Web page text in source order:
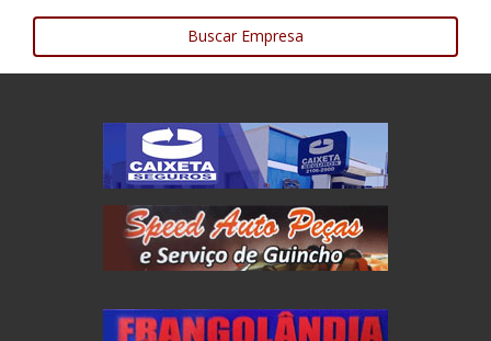
Buscar Empresa